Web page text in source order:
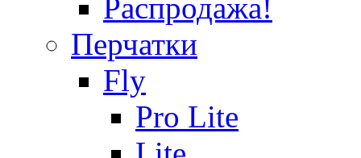
Распродажа!
Перчатки
Fly
Pro Lite